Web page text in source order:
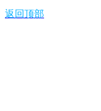
返回顶部